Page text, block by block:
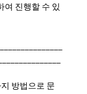
진행할 수 있
방법으로 문